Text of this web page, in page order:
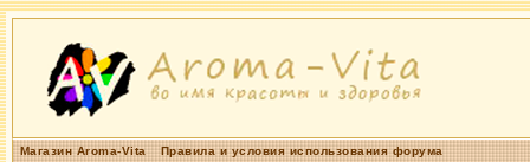
Магазин Aroma-Vita Правила и условия использования форума